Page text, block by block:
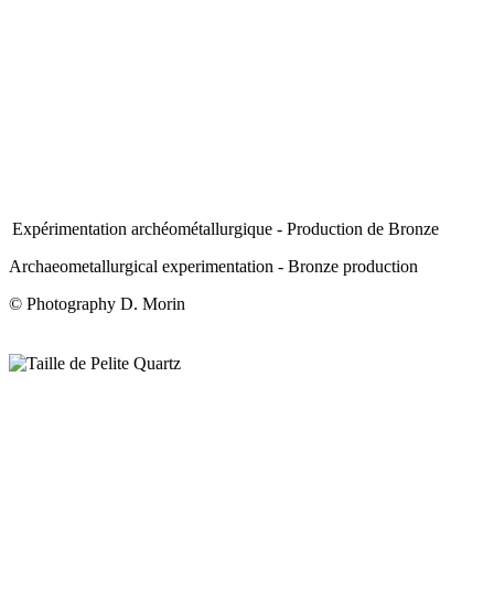
Expérimentation archéométallurgique - Production de Bronze
Archaeometallurgical experimentation - Bronze production
© Photography D. Morin